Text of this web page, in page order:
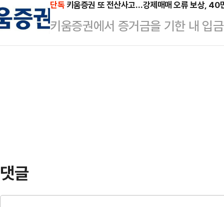
반복하며 여전히 준공 카우트다운
년이 넘은 것이다.그런데 이번 정
개월 만에…
을 감당하기 어렵다"고 인정한 것
간 이를 유지·정비할 산업 기반을
요소라는 의미다.캐나다가 유지보
단독 키움증권 또 전산사고…강제매매 오류 보상, 40
키움증권에서 증거금을 기한 내 입
가 이뤄지면서 투자자 피해가 발생
댓글